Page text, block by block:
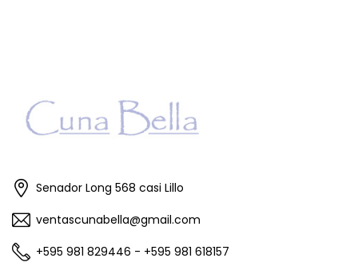
Senador Long 568 casi Lillo
ventascunabella@gmail.com
+595 981 829446 - +595 981 618157